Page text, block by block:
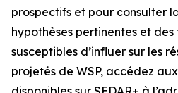
prospectifs et pour consulter
hypothèses pertinentes et
susceptibles d’influer sur les
projetés de WSP, accédez